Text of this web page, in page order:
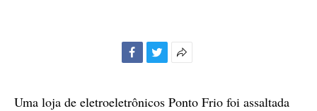
compartilhamento
Uma loja de eletroeletrônicos Ponto Frio foi assaltada